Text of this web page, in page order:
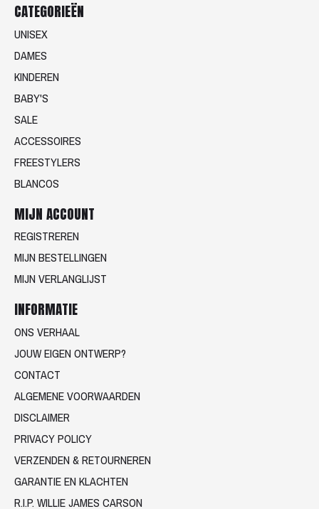
CATEGORIEËN
UNISEX
DAMES
KINDEREN
BABY'S
SALE
ACCESSOIRES
FREESTYLERS
BLANCOS
MIJN ACCOUNT
REGISTREREN
MIJN BESTELLINGEN
MIJN VERLANGLIJST
INFORMATIE
ONS VERHAAL
JOUW EIGEN ONTWERP?
CONTACT
ALGEMENE VOORWAARDEN
DISCLAIMER
PRIVACY POLICY
VERZENDEN & RETOURNEREN
GARANTIE EN KLACHTEN
R.I.P. WILLIE JAMES CARSON